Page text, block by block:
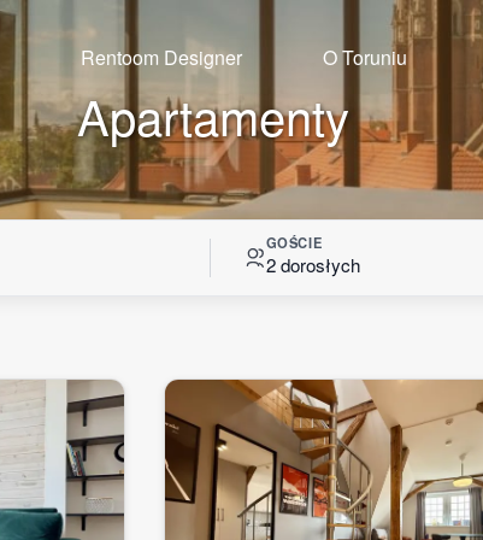
Rentoom Designer O Toruniu
Apartamenty
GOŚCIE
2 dorosłych